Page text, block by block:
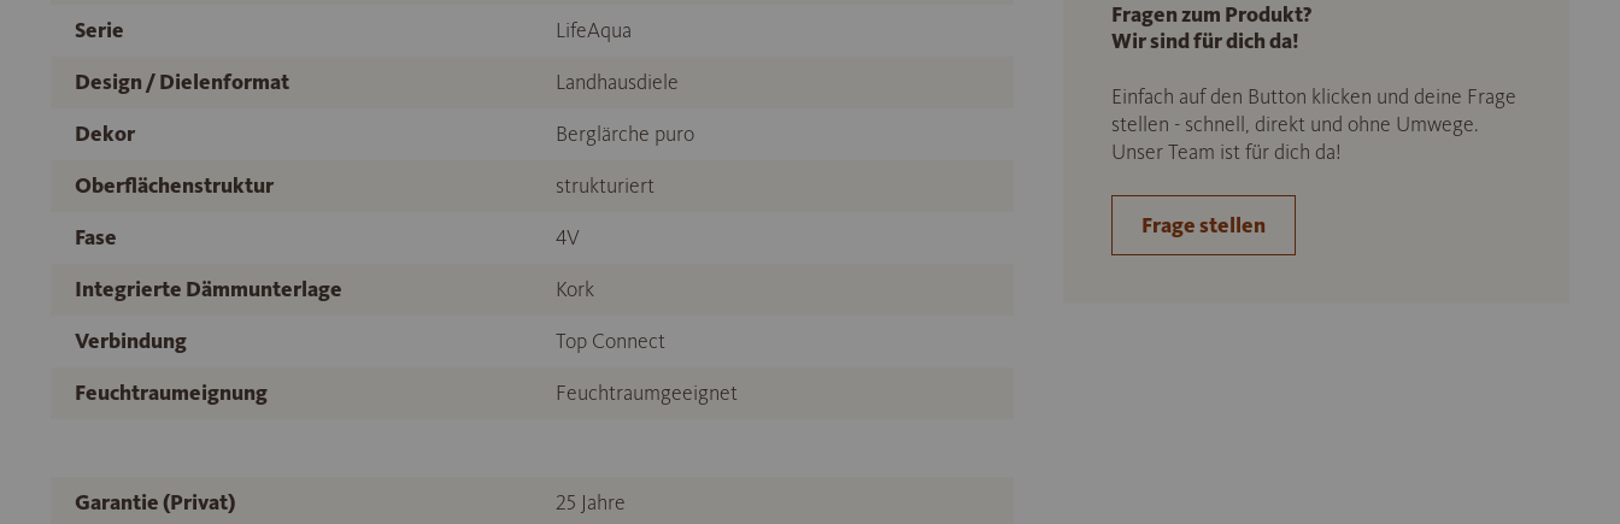
Serie
LifeAqua
Design / Dielenformat
Landhausdiele
Dekor
Berglärche puro
Oberflächenstruktur
strukturiert
Fase
4V
Integrierte Dämmunterlage
Kork
Verbindung
Top Connect
Feuchtraumeignung
Feuchtraumgeeignet
Garantie (Privat)
25 Jahre
Fragen zum Produkt?
Wir sind für dich da!
Einfach auf den Button klicken und deine Frage
stellen - schnell, direkt und ohne Umwege.
Unser Team ist für dich da!
Frage stellen